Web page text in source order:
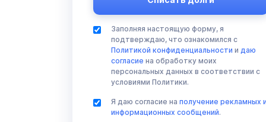
Заполняя настоящую форму, я
подтверждаю, что ознакомился с
Политикой конфиденциальности и даю
согласие на обработку моих
персональных данных в соответствии с
условиями Политики.
Я даю согласие на получение рекламных
информационных сообщений.